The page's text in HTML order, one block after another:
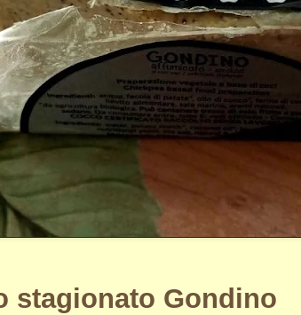
stagionato Gondino